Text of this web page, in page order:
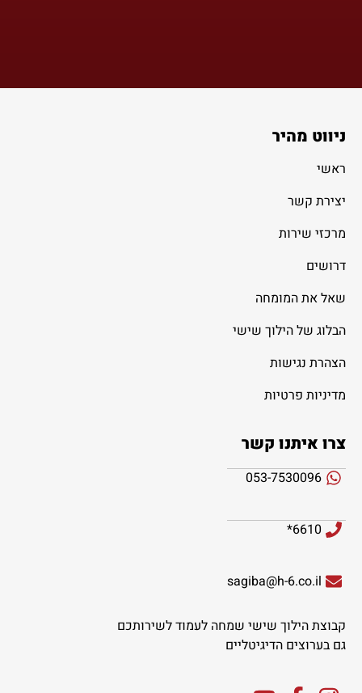
ניווט מהיר
ראשי
יצירת קשר
מרכזי שירות
דרושים
שאל את המומחה
הבלוג של הילוך שישי
הצהרת נגישות
מדיניות פרטיות
צרו איתנו קשר
053-7530096
6610*
sagiba@h-6.co.il
קבוצת הילוך שישי שמחה לעמוד לשירותכם
גם בערוצים הדיגיטליים